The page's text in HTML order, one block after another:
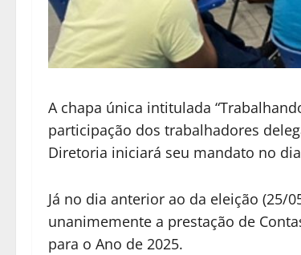
A chapa única intitulada
participação dos trabalhadores
Diretoria iniciará seu mandato no
Já no dia anterior ao da eleição (25/
unanimemente a prestação de
para o Ano de 2025.